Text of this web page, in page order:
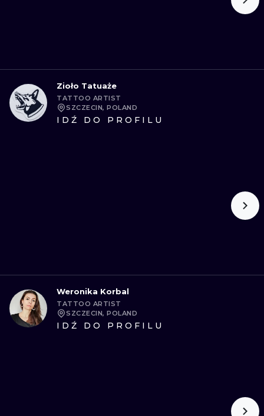
Zioło Tatuaże
TATTOO ARTIST
SZCZECIN, POLAND
IDŹ DO PROFILU
Weronika Korbal
TATTOO ARTIST
SZCZECIN, POLAND
IDŹ DO PROFILU